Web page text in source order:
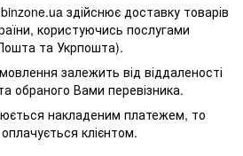
здійснює доставку товарів
користуючись послугами
та Укрпошта).
залежить від віддаленості
обраного Вами перевізника.
накладеним платежем, то
клієнтом.